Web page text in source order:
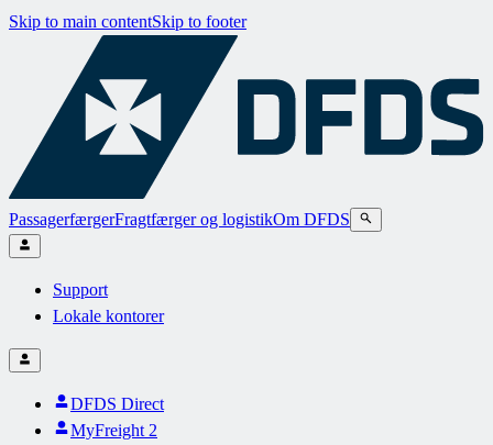
Skip to main contentSkip to footer
PassagerfærgerFragtfærger og logistikOm DFDS
Support
Lokale kontorer
DFDS Direct
MyFreight 2